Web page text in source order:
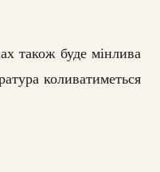
також буде мінлива
коливатиметься